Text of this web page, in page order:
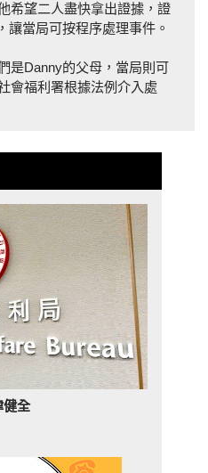
希望二人盡快拿出證據，證
讓當局可按程序處理事件。
是Danny的父母，當局則可
會福利署根據法例介入處
健全